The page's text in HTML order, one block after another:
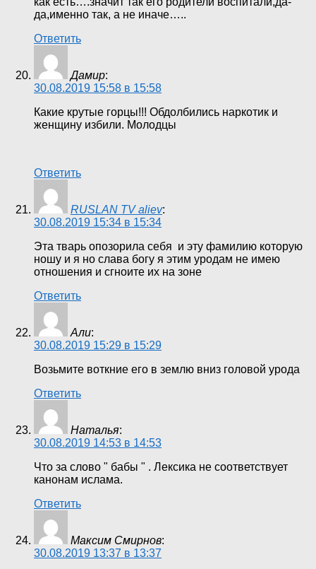
да,именно так, а не иначе…..
Ответить
Дамир:
30.08.2019 15:58 в 15:58
Какие крутые горцы!!! Обдолбились наркотик и
женщину избили. Молодцы
Ответить
RUSLAN TV aliev:
30.08.2019 15:34 в 15:34
Эта тварь опозорила себя и эту фамилию которую
ношу и я но слава богу я этим уродам не имею
отношения и сгноите их на зоне
Ответить
Али:
30.08.2019 15:29 в 15:29
Возьмите воткние его в землю вниз головой урода
Ответить
Наталья:
30.08.2019 14:53 в 14:53
Что за слово " бабы " . Лексика не соответствует
канонам ислама.
Ответить
Максим Смирнов:
30.08.2019 13:37 в 13:37